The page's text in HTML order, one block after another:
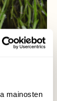
mainosten